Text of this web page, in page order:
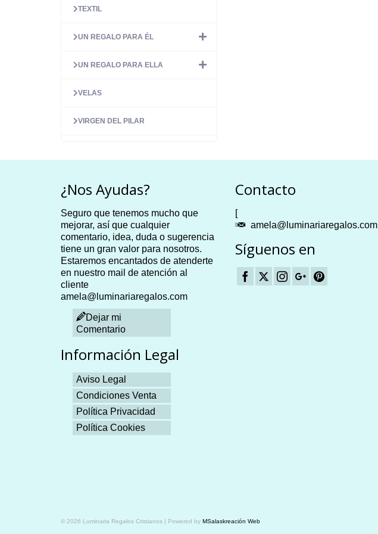
TEXTIL
UN REGALO PARA ÉL
UN REGALO PARA ELLA
VELAS
VIRGEN DEL PILAR
¿Nos Ayudas?
Seguro que tenemos mucho que
mejorar, así que cualquier
comentario, idea, duda o sugerencia
tiene un gran valor para nosotros.
Estaremos encantados de atenderte
en nuestro mail de atención al
cliente
amela@luminariaregalos.com
Dejar mi
Comentario
Información Legal
Aviso Legal
Condiciones Venta
Política Privacidad
Política Cookies
Contacto
[
amela@luminariaregalos.com
Síguenos en
© 2026 Luminaria Regalos Cristianos | Powered by MSalaskreación Web